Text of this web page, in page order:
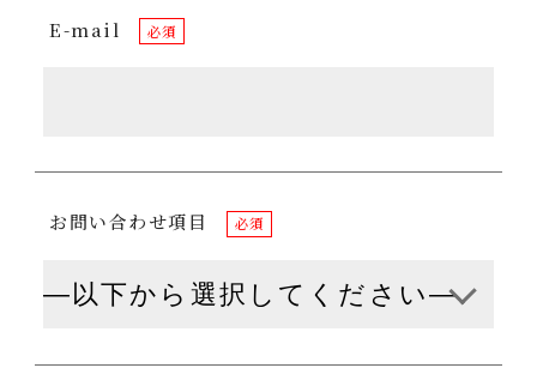
E-mail 必須
お問い合わせ項目 必須